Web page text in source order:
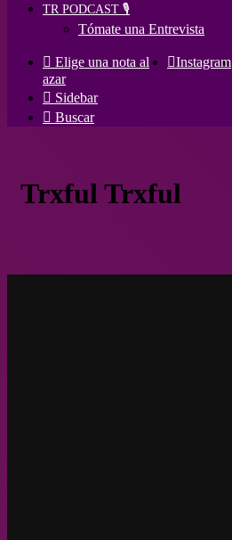
TR PODCAST 🎙️
Tómate una Entrevista
Instagram
Elige una nota al
azar
Sidebar
Buscar
Trxful Trxful